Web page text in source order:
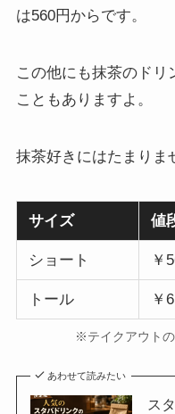
は560円からです。
この他にも抹茶のドリ
こともありますよ。
抹茶好きにはたまりま
サイズ 値
ショート ￥
トール ￥
※テイクアウトの
あわせて読みたい
ス